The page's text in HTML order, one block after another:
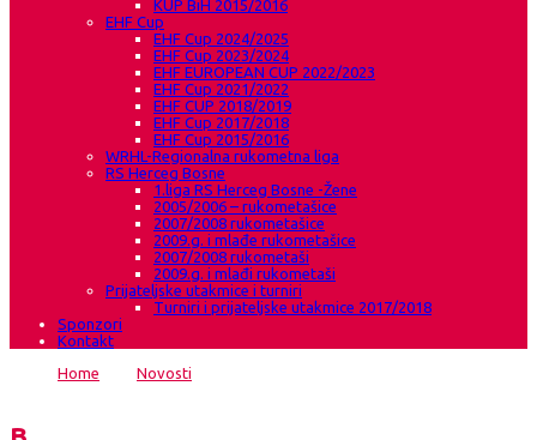
KUP BiH 2015/2016
EHF Cup
EHF Cup 2024/2025
EHF Cup 2023/2024
EHF EUROPEAN CUP 2022/2023
EHF Cup 2021/2022
EHF CUP 2018/2019
EHF Cup 2017/2018
EHF Cup 2015/2016
WRHL-Regionalna rukometna liga
RS Herceg Bosne
1.liga RS Herceg Bosne -Žene
2005/2006 – rukometašice
2007/2008 rukometašice
2009.g. i mlađe rukometašice
2007/2008 rukometaši
2009.g. i mlađi rukometaši
Prijateljske utakmice i turniri
Turniri i prijateljske utakmice 2017/2018
Sponzori
Kontakt
Home
Novosti